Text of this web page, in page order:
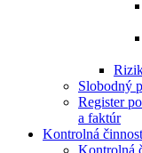
Slobodný
Register
a faktúr
Kontrolná
Kontrolná